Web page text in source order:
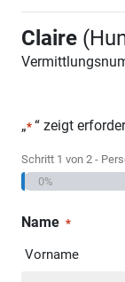
Claire
„* “ zeigt
Schritt 1 von 2 -
0%
Name *
Vorname